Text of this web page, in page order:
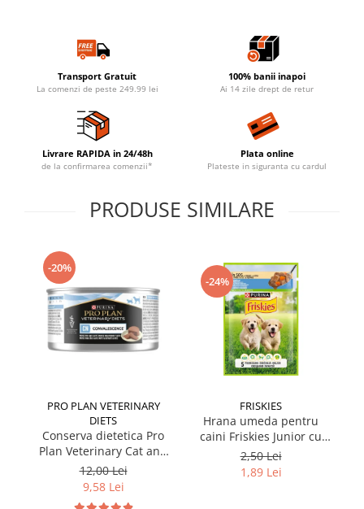
Transport Gratuit
La comenzi de peste 249.99 lei
100% banii inapoi
Ai 14 zile drept de retur
Livrare RAPIDA in 24/48h
de la confirmarea comenzii*
Plata online
Plateste in siguranta cu cardul
PRODUSE SIMILARE
-20%
PRO PLAN VETERINARY
DIETS
Conserva dietetica Pro
Plan Veterinary Cat and
Dog Convalescence 195
gr
12,00 Lei
9,58 Lei
-24%
FRISKIES
Hrana umeda pentru
caini Friskies Junior cu
pui & mazare 85 gr
2,50 Lei
1,89 Lei